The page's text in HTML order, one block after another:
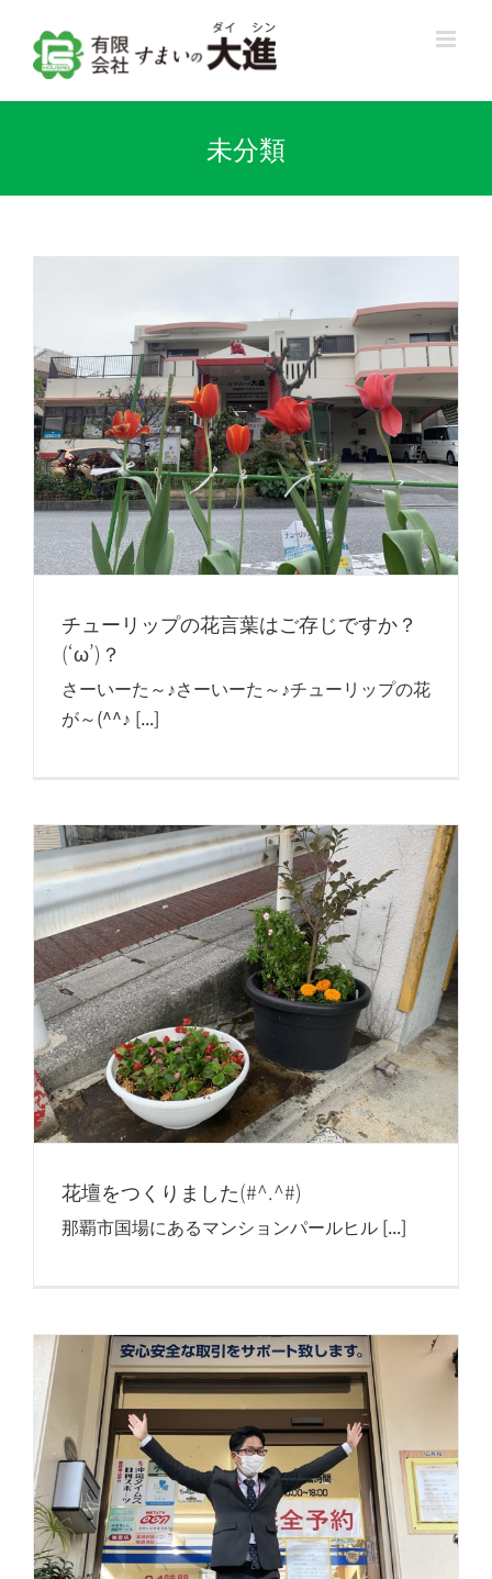
content
未分類
チューリップの花言葉はご存じですか？
(‘ω’)？
さーいーた～♪さーいーた～♪チューリップの花
が～(^^♪ [...]
花壇をつくりました(#^.^#)
那覇市国場にあるマンションパールヒル [...]